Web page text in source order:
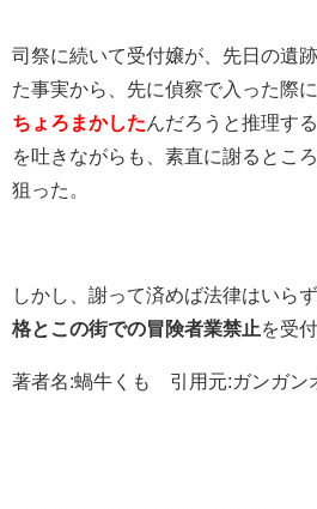
司祭に続いて受付嬢が、先日の遺
た事実から、先に偵察で入った際
ちょろまかしたんだろうと推理す
を吐きながらも、素直に謝るとこ
狙った。
しかし、謝って済めば法律はいら
格とこの街での冒険者業禁止を受
著者名:蝸牛くも 引用元:ガンガン